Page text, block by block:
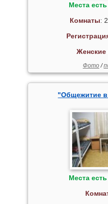
Места есть
Комнаты:
Женские
Фото/
"Общежитие
Места есть